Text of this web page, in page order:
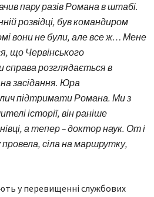
пару разів Романа в штабі.
розвідці, був командиром
вони не були, але все ж… Мене
що Червінського
справа розглядається в
засідання. Юра
підтримати Романа. Ми з
історії, він раніше
а тепер – доктор наук. От і
провела, сіла на маршрутку,
у перевищенні службових